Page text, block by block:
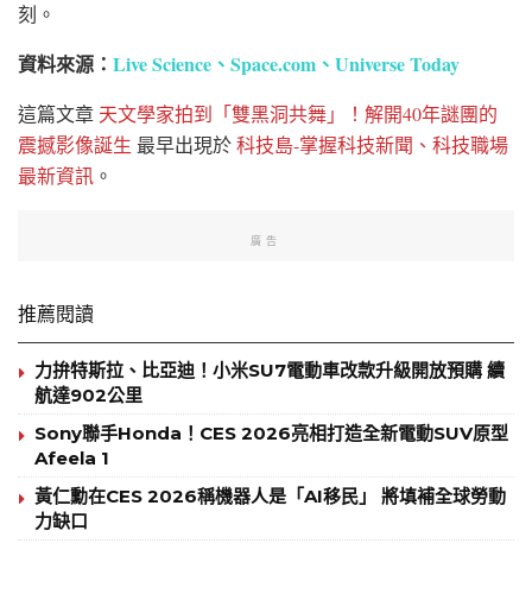
刻。
資料來源： Live Science、 Space.com、 Universe Today
這篇文章 天文學家拍到「雙黑洞共舞」！解開40年謎團的
震撼影像誕生 最早出現於科技島-掌握科技新聞、科技職場
最新資訊 。
廣告
推薦閱讀
力拚特斯拉、比亞迪！小米SU7電動車改款升級開放預購 續
航達902公里
Sony聯手Honda！CES 2026亮相打造全新電動SUV原型
Afeela 1
黃仁勳在CES 2026稱機器人是「AI移民」 將填補全球勞動
力缺口